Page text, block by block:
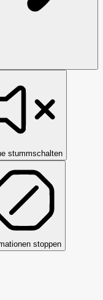
stummschalten
stoppen